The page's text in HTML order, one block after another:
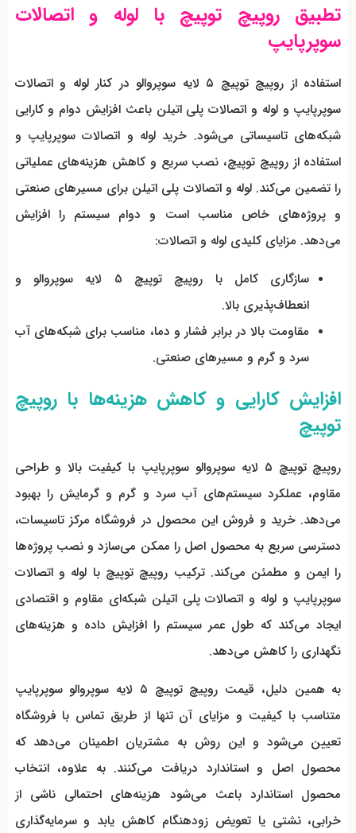
تطبیق روپیچ توپیچ با لوله و اتصالات
سوپرپایپ
استفاده از روپیچ توپیچ ۵ لایه سوپروالو در کنار لوله و اتصالات
سوپرپایپ و لوله و اتصالات پلی اتیلن باعث افزایش دوام و کارایی
شبکه‌های تاسیساتی می‌شود. خرید لوله و اتصالات سوپرپایپ و
استفاده از روپیچ توپیچ، نصب سریع و کاهش هزینه‌های عملیاتی
را تضمین می‌کند. لوله و اتصالات پلی اتیلن برای مسیرهای صنعتی
و پروژه‌های خاص مناسب است و دوام سیستم را افزایش
می‌دهد. مزایای کلیدی لوله و اتصالات:
سازگاری کامل با روپیچ توپیچ ۵ لایه سوپروالو و
انعطاف‌پذیری بالا.
مقاومت بالا در برابر فشار و دما، مناسب برای شبکه‌های آب
سرد و گرم و مسیرهای صنعتی.
افزایش کارایی و کاهش هزینه‌ها با روپیچ
توپیچ
روپیچ توپیچ ۵ لایه سوپروالو سوپرپایپ با کیفیت بالا و طراحی
مقاوم، عملکرد سیستم‌های آب سرد و گرم و گرمایش را بهبود
می‌دهد. خرید و فروش این محصول در فروشگاه مرکز تاسیسات،
دسترسی سریع به محصول اصل را ممکن می‌سازد و نصب پروژه‌ها
را ایمن و مطمئن می‌کند. ترکیب روپیچ توپیچ با لوله و اتصالات
سوپرپایپ و لوله و اتصالات پلی اتیلن شبکه‌ای مقاوم و اقتصادی
ایجاد می‌کند که طول عمر سیستم را افزایش داده و هزینه‌های
نگهداری را کاهش می‌دهد.
به همین دلیل، قیمت روپیچ توپیچ ۵ لایه سوپروالو سوپرپایپ
متناسب با کیفیت و مزایای آن تنها از طریق تماس با فروشگاه
تعیین می‌شود و این روش به مشتریان اطمینان می‌دهد که
محصول اصل و استاندارد دریافت می‌کنند. به علاوه، انتخاب
محصول استاندارد باعث می‌شود هزینه‌های احتمالی ناشی از
خرابی، نشتی یا تعویض زودهنگام کاهش یابد و سرمایه‌گذاری